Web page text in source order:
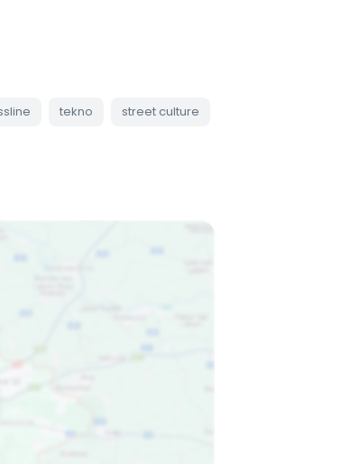
tekno street culture